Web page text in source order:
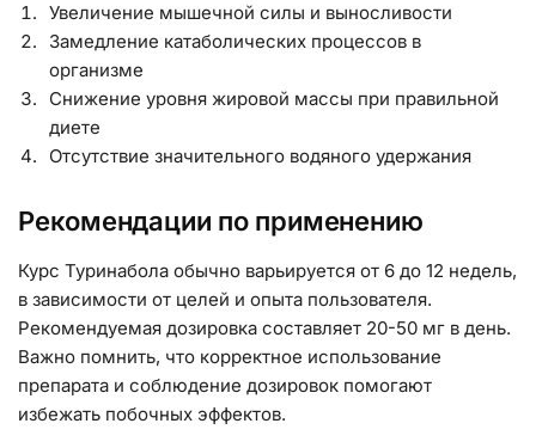
Увеличение мышечной силы и выносливости
Замедление катаболических процессов в
организме
Снижение уровня жировой массы при правильной
диете
Отсутствие значительного водяного удержания
Рекомендации по применению
Курс Туринабола обычно варьируется от 6 до 12 недель,
в зависимости от целей и опыта пользователя.
Рекомендуемая дозировка составляет 20-50 мг в день.
Важно помнить, что корректное использование
препарата и соблюдение дозировок помогают
избежать побочных эффектов.